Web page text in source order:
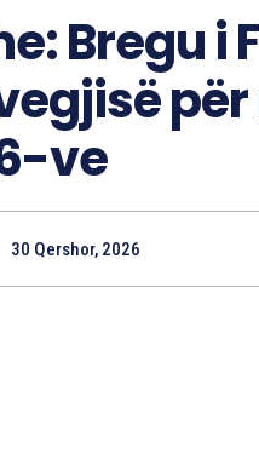
Bregu i
ve
30 Qershor, 2026